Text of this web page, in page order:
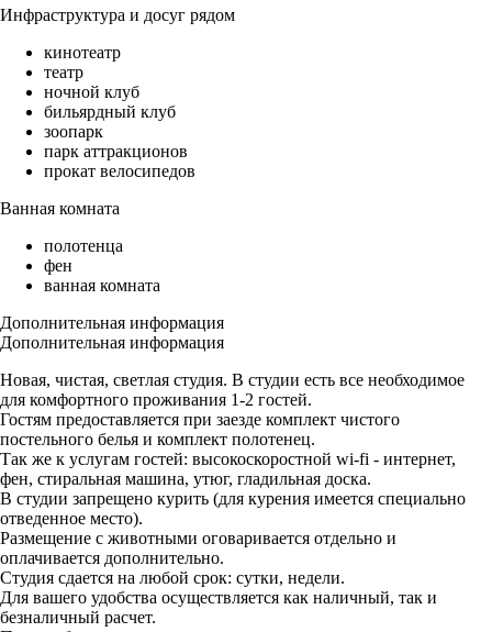
Инфраструктура и досуг рядом
кинотеатр
театр
ночной клуб
бильярдный клуб
зоопарк
парк аттракционов
прокат велосипедов
Ванная комната
полотенца
фен
ванная комната
Дополнительная информация
Дополнительная информация
Новая, чистая, светлая студия. В студии есть все необходимое
для комфортного проживания 1-2 гостей.
Гостям предоставляется при заезде комплект чистого
постельного белья и комплект полотенец.
Так же к услугам гостей: высокоскоростной wi-fi - интернет,
фен, стиральная машина, утюг, гладильная доска.
В студии запрещено курить (для курения имеется специально
отведенное место).
Размещение с животными оговаривается отдельно и
оплачивается дополнительно.
Студия сдается на любой срок: сутки, недели.
Для вашего удобства осуществляется как наличный, так и
безналичный расчет.